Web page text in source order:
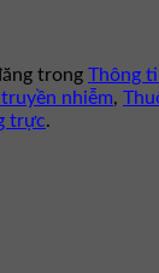
trong Thông
nhiễm,
trực.